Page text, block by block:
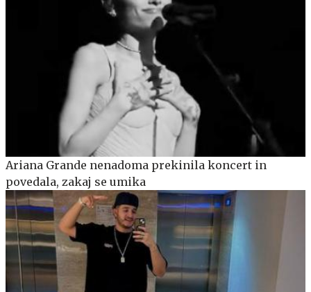
Ariana Grande nenadoma prekinila koncert in
povedala, zakaj se umika